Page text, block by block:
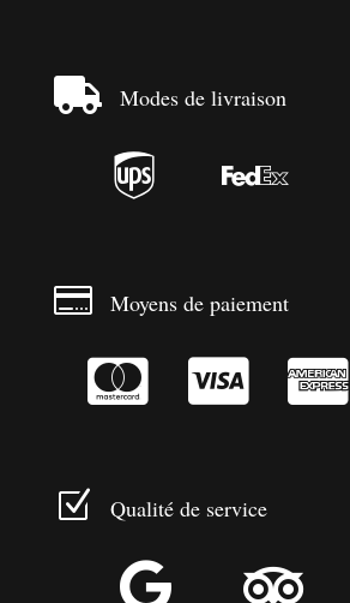
 Modes de livraison
 
 Moyens de paiement
  
Z Qualité de service
 